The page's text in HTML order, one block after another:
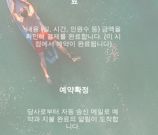
내용 (일, 시간, 인원수 등) 금액을
확인해 결제를 완료합니다. (이 시
점에서 예약이 완료됩니다)
예약확정
​당사로부터 자동 송신 메일로 예
약과 지불 완료의 알림이 도착합
니다.